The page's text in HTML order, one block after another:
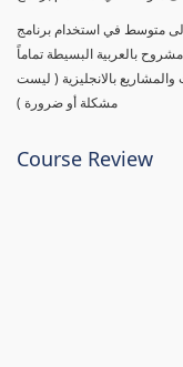
بالعربية البسيطة تماماً
والمشاريع بالانجليزية ( ليست
مشكلة أو ضرورة )
Course Review